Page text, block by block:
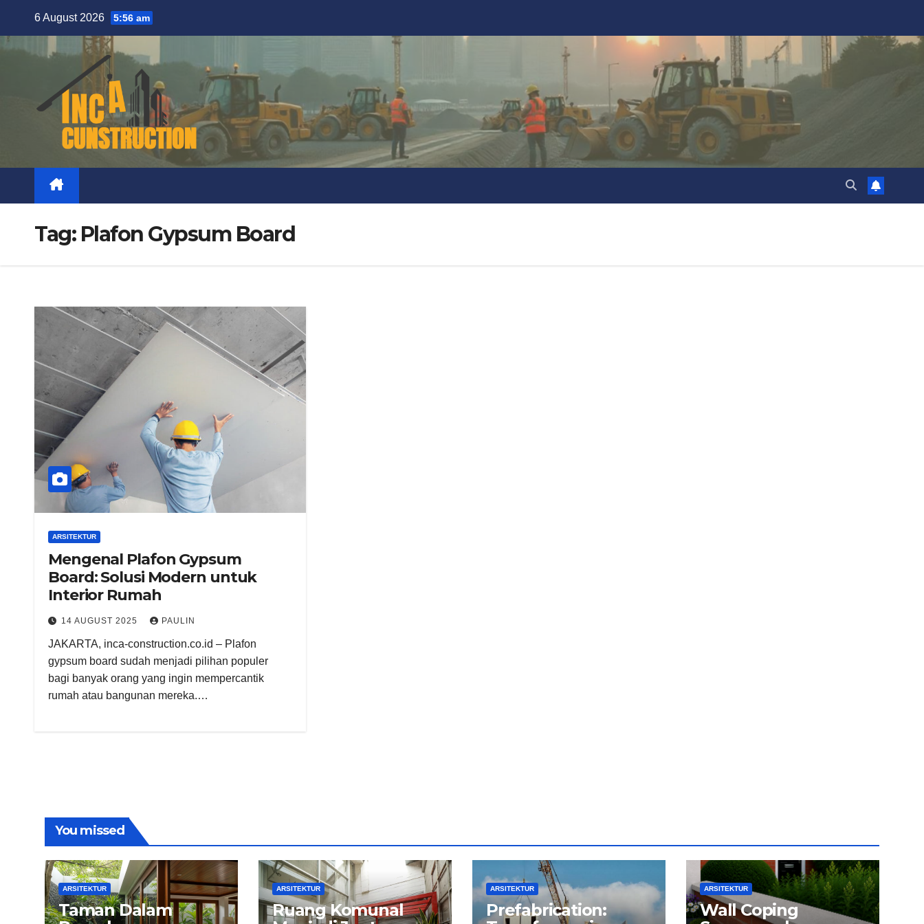
content
6 August 2026 5:56 am
Tag: Plafon Gypsum Board
ARSITEKTUR
Mengenal Plafon Gypsum
Board: Solusi Modern untuk
Interior Rumah
14 AUGUST 2025 PAULIN
JAKARTA, inca-construction.co.id – Plafon
gypsum board sudah menjadi pilihan populer
bagi banyak orang yang ingin mempercantik
rumah atau bangunan mereka.…
You missed
ARSITEKTUR
Taman Dalam
ARSITEKTUR
Ruang Komunal
ARSITEKTUR
Prefabrication:
ARSITEKTUR
Wall Coping